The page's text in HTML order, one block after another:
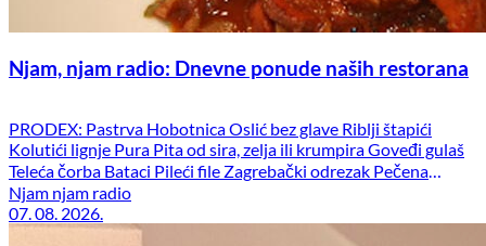
Njam, njam radio: Dnevne ponude naših restorana
PRODEX: Pastrva Hobotnica Oslić bez glave Riblji štapići
Kolutići lignje Pura Pita od sira, zelja ili krumpira Goveđi gulaš
Teleća čorba Bataci Pileći file Zagrebački odrezak Pečena
teletina Junetina lešo Pečeni odojak Piletina u umaku
Svinjetina u umaku Punjena paprika Svi prilozi uz marendska
jela u restoranu su besplatni. BAKOVIĆ: Bečki svinjski
Njam njam radio
07. 08. 2026.